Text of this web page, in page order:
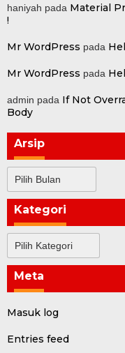
haniyah pada Material
!
Mr WordPress pada
Mr WordPress pada
admin pada If Not
Body
Arsip
Kategori
Meta
Masuk log
Entries feed